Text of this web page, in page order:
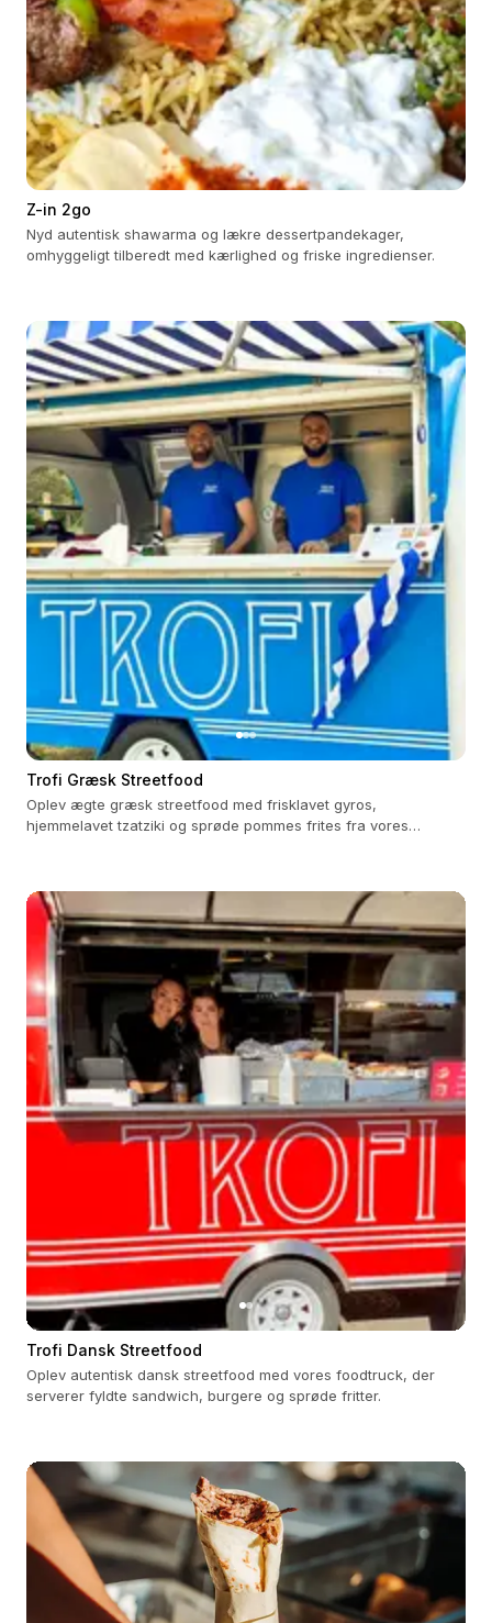
Z-in 2go
Nyd autentisk shawarma og lækre dessertpandekager,
omhyggeligt tilberedt med kærlighed og friske ingredienser.
Trofi Græsk Streetfood
Oplev ægte græsk streetfood med frisklavet gyros,
hjemmelavet tzatziki og sprøde pommes frites fra vores
Trofi Dansk Streetfood
Oplev autentisk dansk streetfood med vores foodtruck, der
serverer fyldte sandwich, burgere og sprøde fritter.